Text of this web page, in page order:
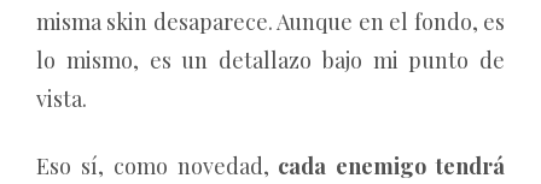
misma skin desaparece. Aunque en el fondo, es
lo mismo, es un detallazo bajo mi punto de
vista.
Eso sí, como novedad, cada enemigo tendrá